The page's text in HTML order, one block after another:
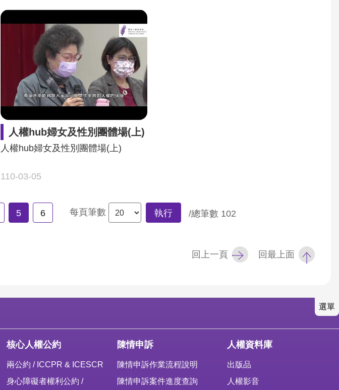
人權hub婦女及性別團體場(上)
110-03-05
人權hub婦女及性別團體場(上)
5 6 每頁筆數 執行 /總筆數 102
回上一頁 回最上面
選單
核心人權公約
兩公約 / ICCPR & ICESCR
身心障礙者權利公約 /
陳情申訴
陳情申訴作業流程說明
陳情申訴案件進度查詢
人權資料庫
出版品
人權影音